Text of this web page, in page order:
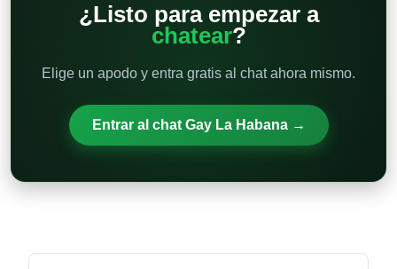
¿Listo para empezar a
chatear?
Elige un apodo y entra gratis al chat ahora mismo.
Entrar al chat Gay La Habana →